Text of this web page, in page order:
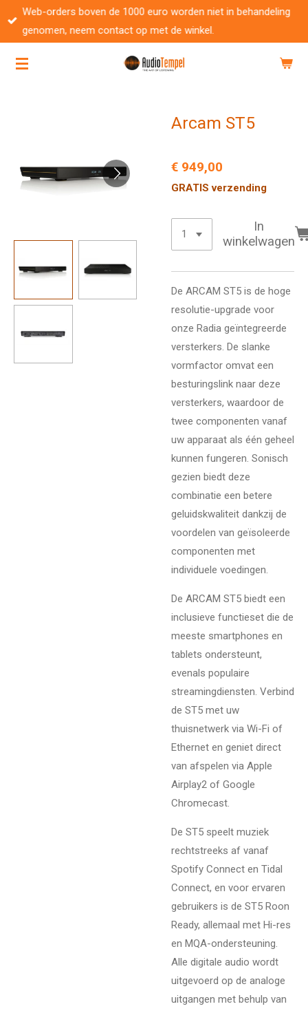
Ga
direct
de
Web-orders boven de 1000 euro worden niet in behandeling
genomen, neem contact op met de winkel.
Arcam ST5
€ 949,00
GRATIS verzending
In
winkelwagen
De ARCAM ST5 is de hoge
resolutie-upgrade voor
onze Radia geïntegreerde
versterkers. De slanke
vormfactor omvat een
besturingslink naar deze
versterkers, waardoor de
twee componenten vanaf
uw apparaat als één geheel
kunnen fungeren. Sonisch
gezien biedt deze
combinatie een betere
geluidskwaliteit dankzij de
voordelen van geïsoleerde
componenten met
individuele voedingen.
De ARCAM ST5 biedt een
inclusieve functieset die de
meeste smartphones en
tablets ondersteunt,
evenals populaire
streamingdiensten. Verbind
de ST5 met uw
thuisnetwerk via Wi-Fi of
Ethernet en geniet direct
van afspelen via Apple
Airplay2 of Google
Chromecast.
De ST5 speelt muziek
rechtstreeks af vanaf
Spotify Connect en Tidal
Connect, en voor ervaren
gebruikers is de ST5 Roon
Ready, allemaal met Hi-res
en MQA-ondersteuning.
Alle digitale audio wordt
uitgevoerd op de analoge
uitgangen met behulp van